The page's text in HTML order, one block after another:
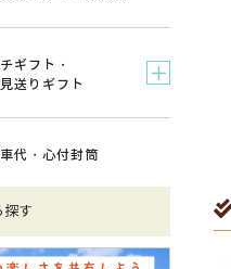
ギフト・
送りギフト
代・心付封筒
探す